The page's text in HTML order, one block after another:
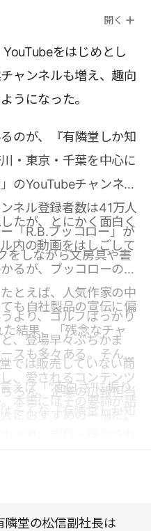
開く
をはじめとし
ャンネルも増え、趣向
うになった。
のが、『有隣堂しか知
・東京・千葉を中心に
のYouTubeチャンネル
ネル登録者数は41万人
「R.B.ブッコロー」が
をしながら文房具や書
たが、とにかく面白く
内の動画をはしごして
るが、ブッコローのツ
とえば、人気作家の中
より、ゴルフばっかり
、登場早々ぶちかま
では販売していない商
えば「“面白さ”に振り
も自社製品の宣伝に偏
結果、「残念なチャ
スも多々ある。そんな
、愛されるコンテンツ
本書にはその要諦が詰
ろん、企業の広報担当
堂の松信副社長は